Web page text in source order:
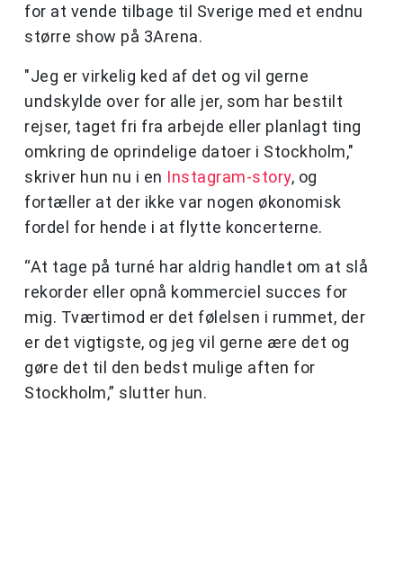
for at vende tilbage til Sverige med et endnu
større show på 3Arena.
"Jeg er virkelig ked af det og vil gerne
undskylde over for alle jer, som har bestilt
rejser, taget fri fra arbejde eller planlagt ting
omkring de oprindelige datoer i Stockholm,"
skriver hun nu i en Instagram-story, og
fortæller at der ikke var nogen økonomisk
fordel for hende i at flytte koncerterne.
“At tage på turné har aldrig handlet om at slå
rekorder eller opnå kommerciel succes for
mig. Tværtimod er det følelsen i rummet, der
er det vigtigste, og jeg vil gerne ære det og
gøre det til den bedst mulige aften for
Stockholm,” slutter hun.